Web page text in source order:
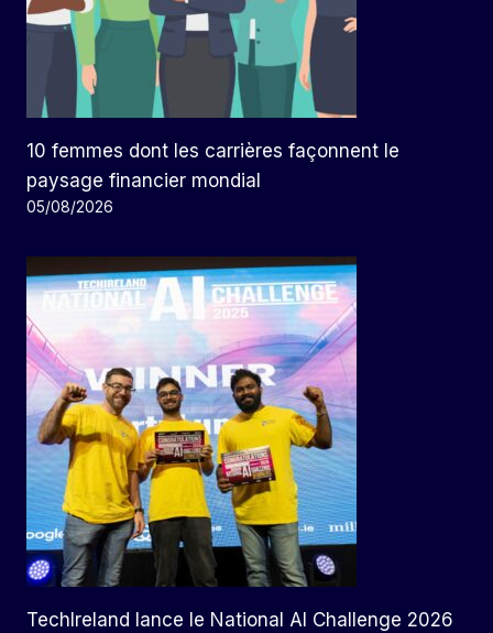
10 femmes dont les carrières façonnent le
paysage financier mondial
05/08/2026
TechIreland lance le National AI Challenge 2026